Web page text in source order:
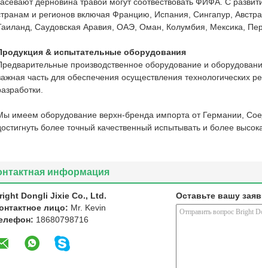
и регионов включая Францию, Испания, Сингапур,
Саудовская Аравия, ОАЭ, Оман, Колумбия, Мексика,
& испытательные оборудования
производственное оборудование и
часть для обеспечения осуществления технологических
имеем оборудование верхн-бренда импорта от Германии,
более точный качественный испытывать и более
информация
Dongli Jixie Co., Ltd.
лицо: Mr. Kevin
18680798716
Оставьте вашу